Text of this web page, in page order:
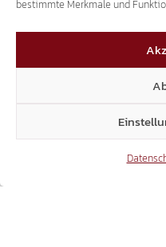
bestimmte Merkmale und